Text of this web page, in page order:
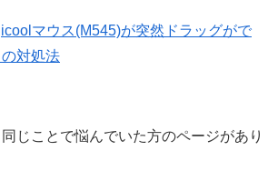
マウス(M545)が突然ドラッグがで
対処法
じことで悩んでいた方のページがあり